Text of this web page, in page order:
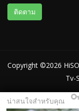
ติดตาม
Copyright ©2026
Tv-